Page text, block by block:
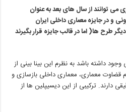
می توانندازسال هایبعدبهعنوان
ودرجایزهمعماریداخلیایران
دیگرطرح ها(امادرقالبجایزه قراربگیرند
داشته باشد به نظرم این بینا بینی از
قضاوت معماری، معماری داخلی بازسازیو
دارند.ترکیبی از ایندیسیپلین ها از